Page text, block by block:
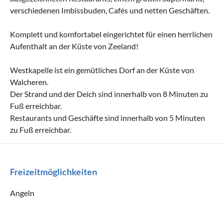
verschiedenen Imbissbuden, Cafés und netten Geschäften.
Komplett und komfortabel eingerichtet für einen herrlichen
Aufenthalt an der Küste von Zeeland!
Westkapelle ist ein gemütliches Dorf an der Küste von
Walcheren.
Der Strand und der Deich sind innerhalb von 8 Minuten zu
Fuß erreichbar.
Restaurants und Geschäfte sind innerhalb von 5 Minuten
zu Fuß erreichbar.
Freizeitmöglichkeiten
Angeln